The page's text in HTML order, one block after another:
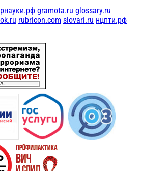
gramota.ru glossary.ru
rubricon.com slovari.ru нцпти.рф